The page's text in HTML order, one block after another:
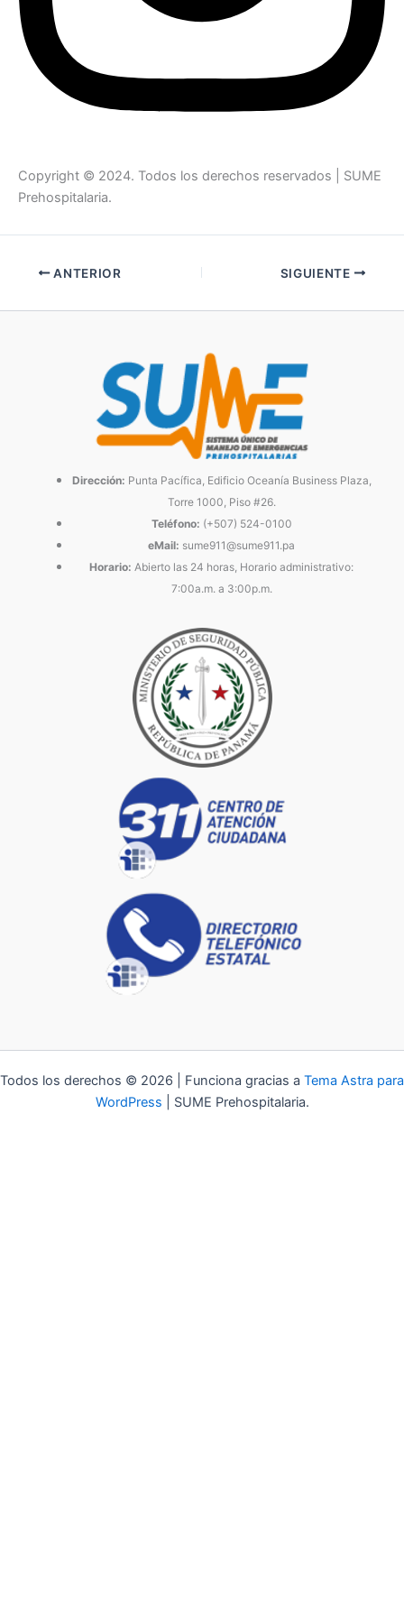
Copyright © 2024. Todos los derechos reservados | SUME
Prehospitalaria.
ANTERIOR SIGUIENTE
Dirección: Punta Pacífica, Edificio Oceanía Business Plaza,
Torre 1000, Piso #26.
Teléfono: (+507) 524-0100
eMail: sume911@sume911.pa
Horario: Abierto las 24 horas, Horario administrativo:
7:00a.m. a 3:00p.m.
Todos los derechos © 2026 | Funciona gracias a Tema Astra para
WordPress | SUME Prehospitalaria.